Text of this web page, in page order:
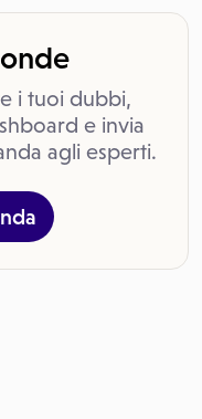
i tuoi dubbi,
e invia
agli esperti.